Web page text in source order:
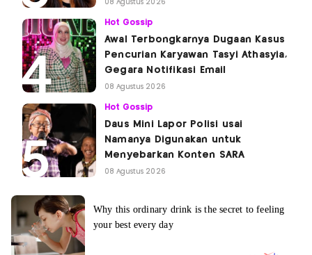
08 Agustus 2026
Hot Gossip
Awal Terbongkarnya Dugaan Kasus
Pencurian Karyawan Tasyi Athasyia,
Gegara Notifikasi Email
08 Agustus 2026
Hot Gossip
Daus Mini Lapor Polisi usai
Namanya Digunakan untuk
Menyebarkan Konten SARA
08 Agustus 2026